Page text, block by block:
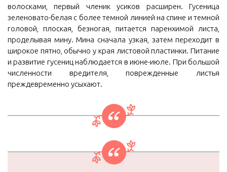
волосками, первый членик усиков расширен. Гусеница
зеленовато-белая с более темной линией на спине и темной
головой, плоская, безногая, питается паренхимой листа,
проделывая мину. Мина сначала узкая, затем переходит в
широкое пятно, обычно у края листовой пластинки. Питание
и развитие гусениц наблюдается в июне-июле. При большой
численности вредителя, поврежденные листья
преждевременно усыхают.